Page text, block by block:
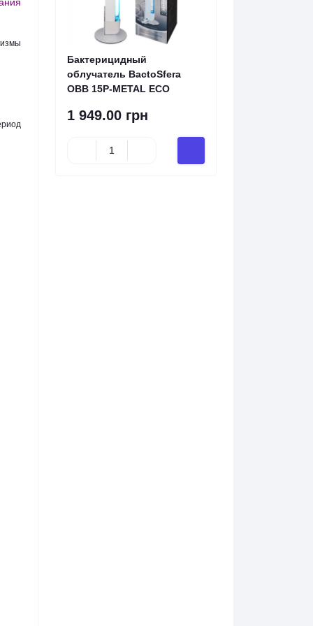
Бактерицидный
облучатель BactoSfera
OBB 15P-METAL ECO
1 949.00 грн